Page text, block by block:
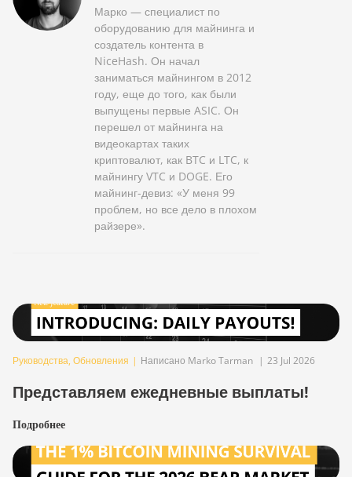
Марко — специалист по
оборудованию для майнинга и
создатель контента в
NiceHash. Он начал
заниматься майнингом в 2012
году, еще до того, как были
выпущены первые ASIC. Он
перешел от майнинга на
видеокартах таких
криптовалют, как BTC и LTC, к
майнингу VTC и DOGE. Его
майнинг-девиз: «У меня 99
проблем, но все дело в плохом
райзере».
Руководства, Обновления | Написано Marko Tarman | 23 Jul 2026
Представляем ежедневные выплаты!
Подробнее